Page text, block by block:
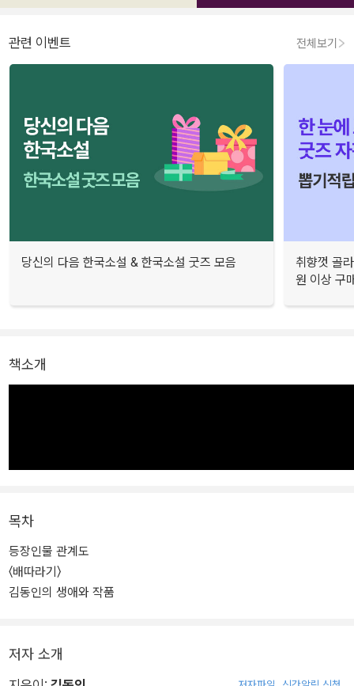
관련 이벤트 전체보기
당신의 다음 한국소설 & 한국소설 굿즈 모음
취향껏 골
원 이상 구
책소개
목차
등장인물 관계도
〈배따라기〉
김동인의 생애와 작품
저자 소개